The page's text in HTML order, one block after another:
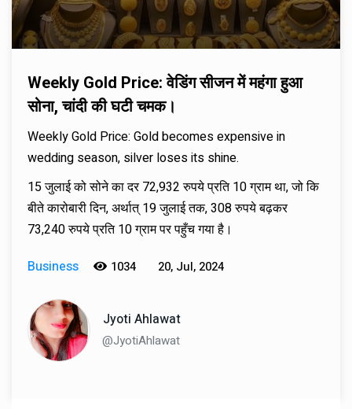
Weekly Gold Price: वेडिंग सीजन में महंगा हुआ
सोना, चांदी की घटी चमक।
Weekly Gold Price: Gold becomes expensive in
wedding season, silver loses its shine.
15 जुलाई को सोने का दर 72,932 रुपये प्रति 10 ग्राम था, जो कि
बीते कारोबारी दिन, अर्थात् 19 जुलाई तक, 308 रुपये बढ़कर
73,240 रुपये प्रति 10 ग्राम पर पहुँच गया है।
Business
1034 20, Jul, 2024
Jyoti Ahlawat
@JyotiAhlawat